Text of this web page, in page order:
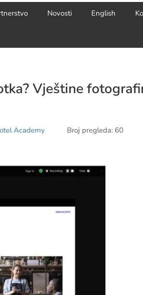
Novosti English
Vještine
Academy Broj pregleda: 60